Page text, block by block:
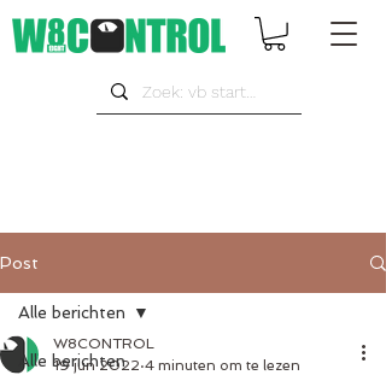
Post
Alle berichten
Alle berichten
W8CONTROL
19 jun 2022 4 minuten om te lezen